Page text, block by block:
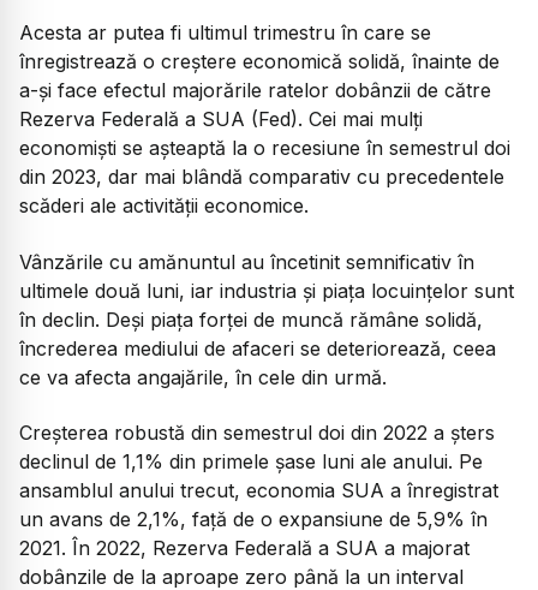
Acesta ar putea fi ultimul trimestru în care se
înregistrează o creştere economică solidă, înainte de
a-şi face efectul majorările ratelor dobânzii de către
Rezerva Federală a SUA (Fed). Cei mai mulţi
economişti se aşteaptă la o recesiune în semestrul doi
din 2023, dar mai blândă comparativ cu precedentele
scăderi ale activităţii economice.
Vânzările cu amănuntul au încetinit semnificativ în
ultimele două luni, iar industria şi piaţa locuinţelor sunt
în declin. Deşi piaţa forţei de muncă rămâne solidă,
încrederea mediului de afaceri se deteriorează, ceea
ce va afecta angajările, în cele din urmă.
Creşterea robustă din semestrul doi din 2022 a şters
declinul de 1,1% din primele şase luni ale anului. Pe
ansamblul anului trecut, economia SUA a înregistrat
un avans de 2,1%, faţă de o expansiune de 5,9% în
2021. În 2022, Rezerva Federală a SUA a majorat
dobânzile de la aproape zero până la un interval